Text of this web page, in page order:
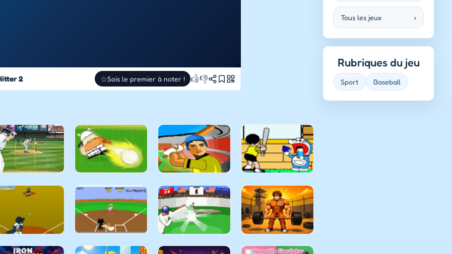
2 ☆Sois le premier à noter ! 👍👎
Tous les jeux ›
Rubriques du jeu
Sport Baseball